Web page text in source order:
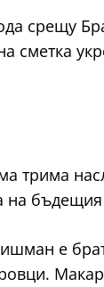
срещу
сметка
трима
е
Макар